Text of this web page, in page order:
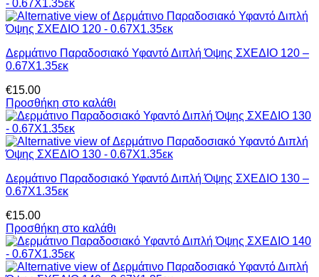
Δερμάτινο Παραδοσιακό Υφαντό Διπλή Όψης ΣΧΕΔΙΟ 120 –
0.67Χ1.35εκ
€15.00
Προσθήκη στο καλάθι
Δερμάτινο Παραδοσιακό Υφαντό Διπλή Όψης ΣΧΕΔΙΟ 130 –
0.67Χ1.35εκ
€15.00
Προσθήκη στο καλάθι